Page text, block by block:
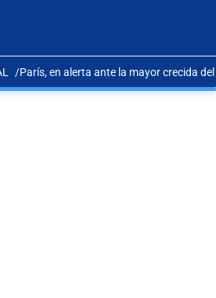
París, en alerta ante la mayor crecida